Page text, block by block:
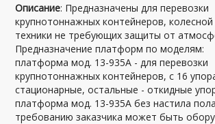
Описание: Предназначены для перевозки
крупнотоннажных контейнеров, колесной
техники не требующих защиты от
Предназначение платформ по моделям:
платформа мод. 13-935А - для перевозки
крупнотоннажных контейнеров, с 16
стационарные, остальные - откидные
платформа мод. 13-935А без настила
требованию заказчика может быть